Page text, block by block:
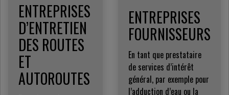
ENTREPRISES
D’ENTRETIEN
DES ROUTES
ET
AUTOROUTES
ENTREPRISES
FOURNISSEURS
En tant que prestataire
de services d’intérêt
général, par exemple pour
l’adduction d’eau ou la